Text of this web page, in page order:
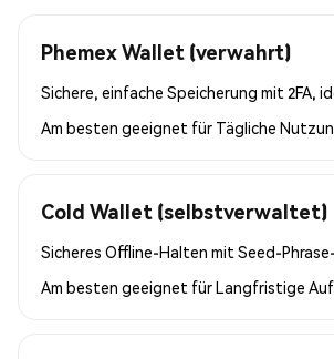
Phemex Wallet (verwahrt)
Sichere, einfache Speicherung mit 2FA,
Am besten geeignet für Tägliche
Cold Wallet (selbstverwaltet)
Sicheres Offline-Halten mit Seed-
Am besten geeignet fürLangfristige